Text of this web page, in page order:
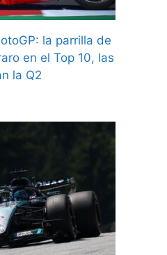
la parrilla de
en el Top 10, las
la Q2